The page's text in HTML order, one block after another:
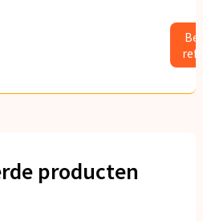
producten